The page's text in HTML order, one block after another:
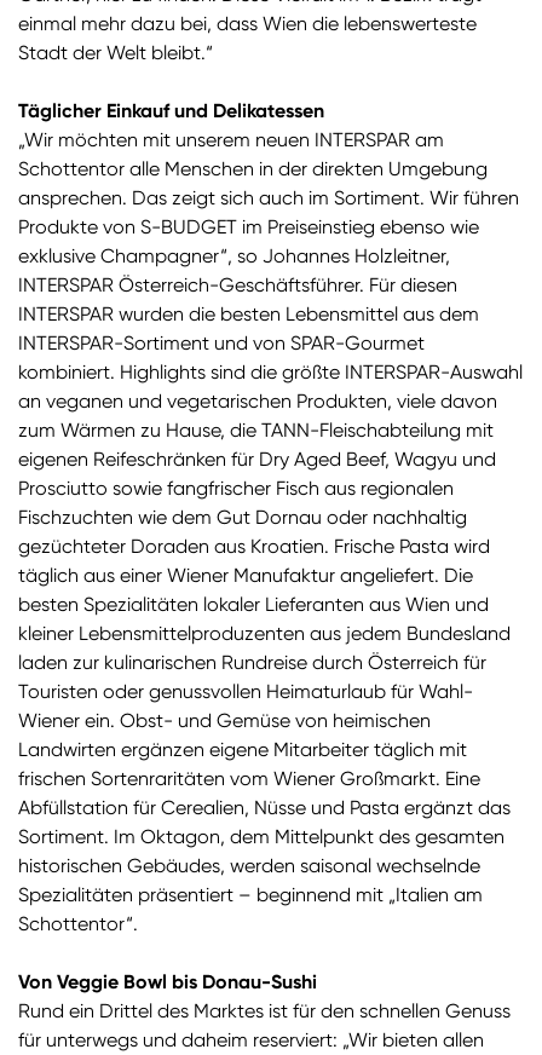
einmal mehr dazu bei, dass Wien die lebenswerteste
Stadt der Welt bleibt.“
Täglicher Einkauf und Delikatessen
„Wir möchten mit unserem neuen INTERSPAR am
Schottentor alle Menschen in der direkten Umgebung
ansprechen. Das zeigt sich auch im Sortiment. Wir führen
Produkte von S-BUDGET im Preiseinstieg ebenso wie
exklusive Champagner“, so Johannes Holzleitner,
INTERSPAR Österreich-Geschäftsführer. Für diesen
INTERSPAR wurden die besten Lebensmittel aus dem
INTERSPAR-Sortiment und von SPAR-Gourmet
kombiniert. Highlights sind die größte INTERSPAR-Auswahl
an veganen und vegetarischen Produkten, viele davon
zum Wärmen zu Hause, die TANN-Fleischabteilung mit
eigenen Reifeschränken für Dry Aged Beef, Wagyu und
Prosciutto sowie fangfrischer Fisch aus regionalen
Fischzuchten wie dem Gut Dornau oder nachhaltig
gezüchteter Doraden aus Kroatien. Frische Pasta wird
täglich aus einer Wiener Manufaktur angeliefert. Die
besten Spezialitäten lokaler Lieferanten aus Wien und
kleiner Lebensmittelproduzenten aus jedem Bundesland
laden zur kulinarischen Rundreise durch Österreich für
Touristen oder genussvollen Heimaturlaub für Wahl-
Wiener ein. Obst- und Gemüse von heimischen
Landwirten ergänzen eigene Mitarbeiter täglich mit
frischen Sortenraritäten vom Wiener Großmarkt. Eine
Abfüllstation für Cerealien, Nüsse und Pasta ergänzt das
Sortiment. Im Oktagon, dem Mittelpunkt des gesamten
historischen Gebäudes, werden saisonal wechselnde
Spezialitäten präsentiert – beginnend mit „Italien am
Schottentor“.
Von Veggie Bowl bis Donau-Sushi
Rund ein Drittel des Marktes ist für den schnellen Genuss
für unterwegs und daheim reserviert: „Wir bieten allen